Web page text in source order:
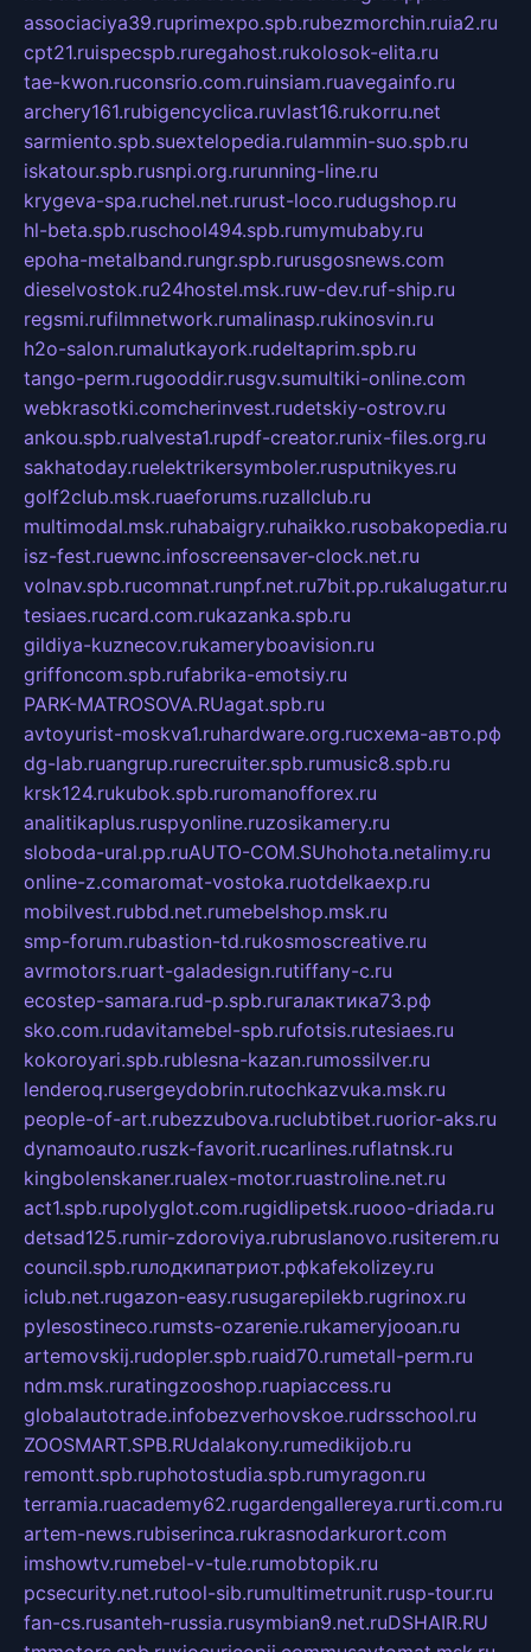
associaciya39.ruprimexpo.spb.rubezmorchin.ruia2.ru
cpt21.ruispecspb.ruregahost.rukolosok-elita.ru
tae-kwon.ruconsrio.com.ruinsiam.ruavegainfo.ru
archery161.rubigencyclica.ruvlast16.rukorru.net
sarmiento.spb.suextelopedia.rulammin-suo.spb.ru
iskatour.spb.rusnpi.org.rurunning-line.ru
krygeva-spa.ruchel.net.rurust-loco.rudugshop.ru
hl-beta.spb.ruschool494.spb.rumymubaby.ru
epoha-metalband.rungr.spb.rurusgosnews.com
dieselvostok.ru24hostel.msk.ruw-dev.ruf-ship.ru
regsmi.rufilmnetwork.rumalinasp.rukinosvin.ru
h2o-salon.rumalutkayork.rudeltaprim.spb.ru
tango-perm.rugooddir.rusgv.sumultiki-online.com
webkrasotki.comcherinvest.rudetskiy-ostrov.ru
ankou.spb.rualvesta1.rupdf-creator.runix-files.org.ru
sakhatoday.ruelektrikersymboler.rusputnikyes.ru
golf2club.msk.ruaeforums.ruzallclub.ru
multimodal.msk.ruhabaigry.ruhaikko.rusobakopedia.ru
isz-fest.ruewnc.infoscreensaver-clock.net.ru
volnav.spb.rucomnat.runpf.net.ru7bit.pp.rukalugatur.ru
tesiaes.rucard.com.rukazanka.spb.ru
gildiya-kuznecov.rukameryboavision.ru
griffoncom.spb.rufabrika-emotsiy.ru
PARK-MATROSOVA.RUagat.spb.ru
avtoyurist-moskva1.ruhardware.org.ruсхема-авто.рф
dg-lab.ruangrup.rurecruiter.spb.rumusic8.spb.ru
krsk124.rukubok.spb.ruromanofforex.ru
analitikaplus.ruspyonline.ruzosikamery.ru
sloboda-ural.pp.ruAUTO-COM.SUhohota.netalimy.ru
online-z.comaromat-vostoka.ruotdelkaexp.ru
mobilvest.rubbd.net.rumebelshop.msk.ru
smp-forum.rubastion-td.rukosmoscreative.ru
avrmotors.ruart-galadesign.rutiffany-c.ru
ecostep-samara.rud-p.spb.ruгалактика73.рф
sko.com.rudavitamebel-spb.rufotsis.rutesiaes.ru
kokoroyari.spb.rublesna-kazan.rumossilver.ru
lenderoq.rusergeydobrin.rutochkazvuka.msk.ru
people-of-art.rubezzubova.ruclubtibet.ruorior-aks.ru
dynamoauto.ruszk-favorit.rucarlines.ruflatnsk.ru
kingbolenskaner.rualex-motor.ruastroline.net.ru
act1.spb.rupolyglot.com.rugidlipetsk.ruooo-driada.ru
detsad125.rumir-zdoroviya.rubruslanovo.rusiterem.ru
council.spb.ruлодкипатриот.рфkafekolizey.ru
iclub.net.rugazon-easy.rusugarepilekb.rugrinox.ru
pylesostineco.rumsts-ozarenie.rukameryjooan.ru
artemovskij.rudopler.spb.ruaid70.rumetall-perm.ru
ndm.msk.ruratingzooshop.ruapiaccess.ru
globalautotrade.infobezverhovskoe.rudrsschool.ru
ZOOSMART.SPB.RUdalakony.rumedikijob.ru
remontt.spb.ruphotostudia.spb.rumyragon.ru
terramia.ruacademy62.rugardengallereya.rurti.com.ru
artem-news.rubiserinca.rukrasnodarkurort.com
imshowtv.rumebel-v-tule.rumobtopik.ru
pcsecurity.net.rutool-sib.rumultimetrunit.rusp-tour.ru
fan-cs.rusanteh-russia.rusymbian9.net.ruDSHAIR.RU